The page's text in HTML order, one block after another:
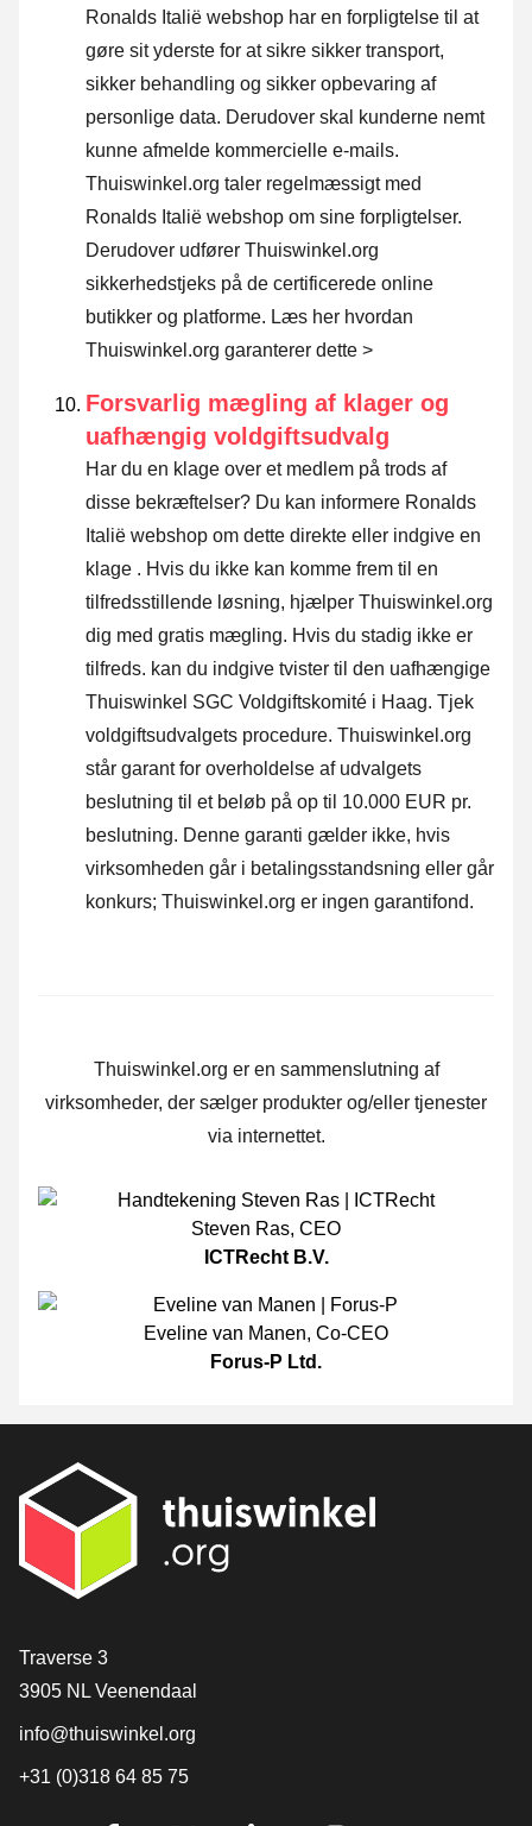
Ronalds Italië webshop har en forpligtelse til at
gøre sit yderste for at sikre sikker transport,
sikker behandling og sikker opbevaring af
personlige data. Derudover skal kunderne nemt
kunne afmelde kommercielle e-mails.
Thuiswinkel.org taler regelmæssigt med
Ronalds Italië webshop om sine forpligtelser.
Derudover udfører Thuiswinkel.org
sikkerhedstjeks på de certificerede online
butikker og platforme. Læs her hvordan
Thuiswinkel.org garanterer dette >
Forsvarlig mægling af klager og
uafhængig voldgiftsudvalg
Har du en klage over et medlem på trods af
disse bekræftelser? Du kan informere Ronalds
Italië webshop om dette direkte eller indgive en
klage . Hvis du ikke kan komme frem til en
tilfredsstillende løsning, hjælper Thuiswinkel.org
dig med gratis mægling. Hvis du stadig ikke er
tilfreds. kan du indgive tvister til den uafhængige
Thuiswinkel SGC Voldgiftskomité i Haag. Tjek
voldgiftsudvalgets procedure. Thuiswinkel.org
står garant for overholdelse af udvalgets
beslutning til et beløb på op til 10.000 EUR pr.
beslutning. Denne garanti gælder ikke, hvis
virksomheden går i betalingsstandsning eller går
konkurs; Thuiswinkel.org er ingen garantifond.
Thuiswinkel.org er en sammenslutning af
virksomheder, der sælger produkter og/eller tjenester
via internettet.
Steven Ras, CEO
ICTRecht B.V.
Eveline van Manen, Co-CEO
Forus-P Ltd.
[_General:Contact]
Traverse 3
3905 NL Veenendaal
info@thuiswinkel.org
+31 (0)318 64 85 75